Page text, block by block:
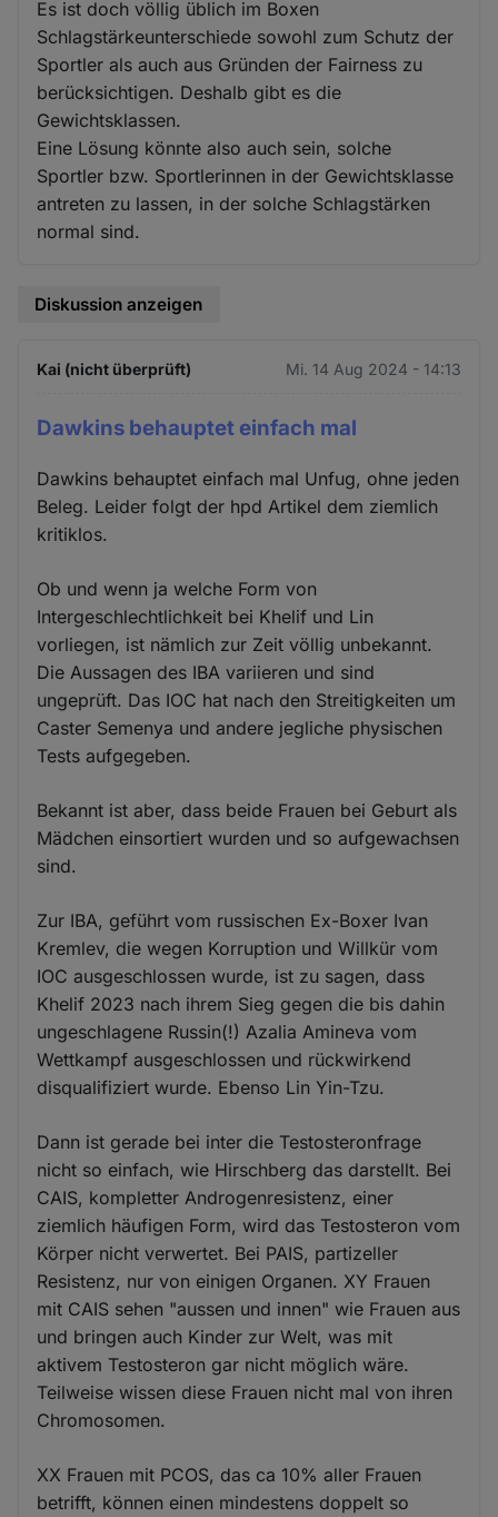
Es ist doch völlig üblich im Boxen
Schlagstärkeunterschiede sowohl zum Schutz der
Sportler als auch aus Gründen der Fairness zu
berücksichtigen. Deshalb gibt es die
Gewichtsklassen.
Eine Lösung könnte also auch sein, solche
Sportler bzw. Sportlerinnen in der Gewichtsklasse
antreten zu lassen, in der solche Schlagstärken
normal sind.
Diskussion anzeigen
Kai (nicht überprüft) Mi. 14 Aug 2024 - 14:13
Dawkins behauptet einfach mal
Dawkins behauptet einfach mal Unfug, ohne jeden
Beleg. Leider folgt der hpd Artikel dem ziemlich
kritiklos.
Ob und wenn ja welche Form von
Intergeschlechtlichkeit bei Khelif und Lin
vorliegen, ist nämlich zur Zeit völlig unbekannt.
Die Aussagen des IBA variieren und sind
ungeprüft. Das IOC hat nach den Streitigkeiten um
Caster Semenya und andere jegliche physischen
Tests aufgegeben.
Bekannt ist aber, dass beide Frauen bei Geburt als
Mädchen einsortiert wurden und so aufgewachsen
sind.
Zur IBA, geführt vom russischen Ex-Boxer Ivan
Kremlev, die wegen Korruption und Willkür vom
IOC ausgeschlossen wurde, ist zu sagen, dass
Khelif 2023 nach ihrem Sieg gegen die bis dahin
ungeschlagene Russin(!) Azalia Amineva vom
Wettkampf ausgeschlossen und rückwirkend
disqualifiziert wurde. Ebenso Lin Yin-Tzu.
Dann ist gerade bei inter die Testosteronfrage
nicht so einfach, wie Hirschberg das darstellt. Bei
CAIS, kompletter Androgenresistenz, einer
ziemlich häufigen Form, wird das Testosteron vom
Körper nicht verwertet. Bei PAIS, partizeller
Resistenz, nur von einigen Organen. XY Frauen
mit CAIS sehen "aussen und innen" wie Frauen aus
und bringen auch Kinder zur Welt, was mit
aktivem Testosteron gar nicht möglich wäre.
Teilweise wissen diese Frauen nicht mal von ihren
Chromosomen.
XX Frauen mit PCOS, das ca 10% aller Frauen
betrifft, können einen mindestens doppelt so